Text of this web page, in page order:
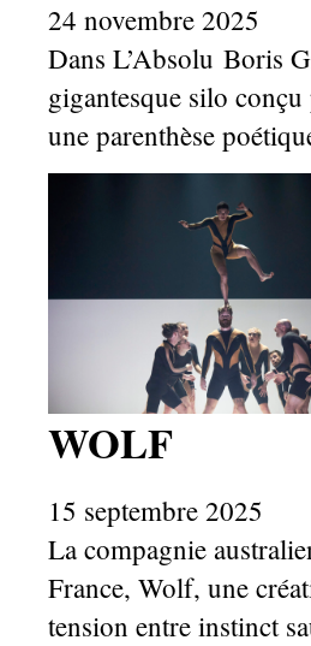
24 novembre 2025
Dans L’Absolu Boris
gigantesque silo
une parenthèse
WOLF
15 septembre 2025
La compagnie
France, Wolf, une
tension entre instinct